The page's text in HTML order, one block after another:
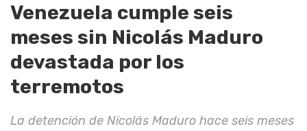
Venezuela cumple seis
meses sin Nicolás Maduro
devastada por los
terremotos
La detención de Nicolás Maduro hace seis meses